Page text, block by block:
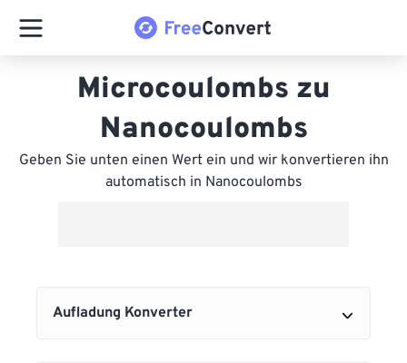
Microcoulombs zu
Nanocoulombs
Geben Sie unten einen Wert ein und wir konvertieren ihn
automatisch in Nanocoulombs